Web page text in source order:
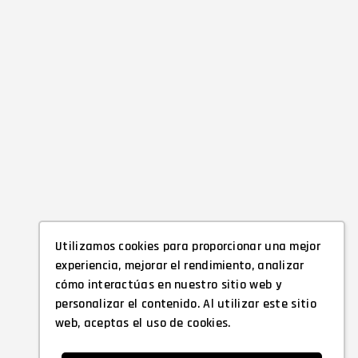
Utilizamos cookies para proporcionar una mejor
experiencia, mejorar el rendimiento, analizar
cómo interactúas en nuestro sitio web y
personalizar el contenido. Al utilizar este sitio
web, aceptas el uso de cookies.